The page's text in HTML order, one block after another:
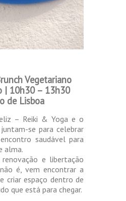
Vegetariano
| 10h30 – 13h30
de Lisboa
– Reiki & Yoga e o
se para celebrar
saudável para
alma.
e libertação
é, vem encontrar a
criar espaço dentro de
que está para chegar.